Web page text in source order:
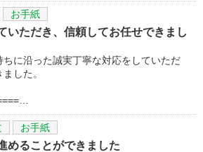
お手紙
いただき、信頼してお任せできまし
に沿った誠実丁寧な対応をしていただ
した。
お手紙
めることができました